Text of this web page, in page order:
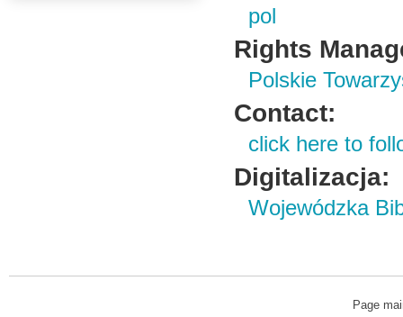
pol
Rights
Polskie
Contact:
click here to
Digitalizacja:
Wojewódzka
Page